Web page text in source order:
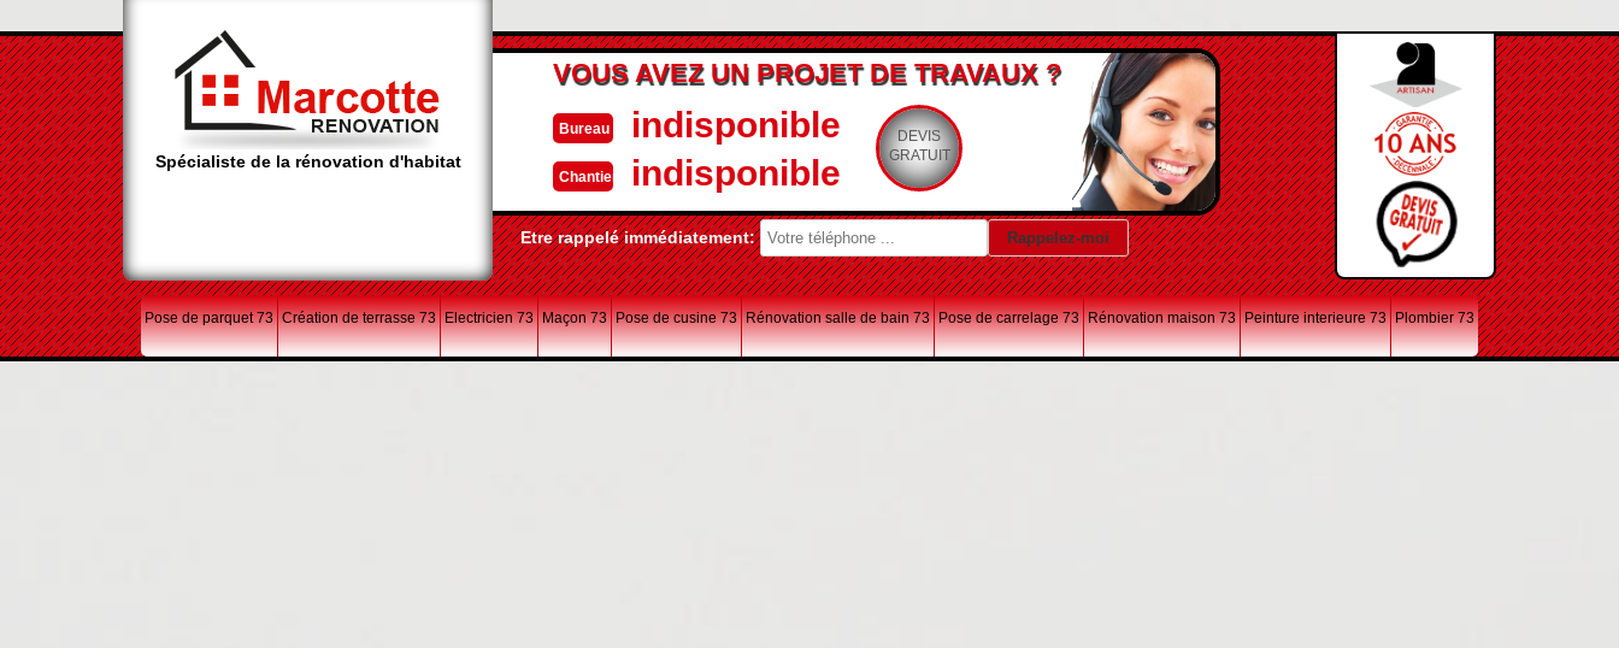
Spécialiste de la rénovation d'habitat
VOUS AVEZ UN PROJET DE TRAVAUX ?
Bureau indisponible
Chantier indisponible
DEVIS
GRATUIT
Etre rappelé immédiatement:
Pose de parquet 73 Création de terrasse 73 Electricien 73 Maçon 73 Pose de cusine 73 Rénovation salle de bain 73 Pose de carrelage 73 Rénovation maison 73 Peinture interieure 73 Plombier 73